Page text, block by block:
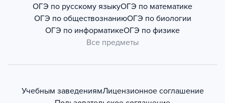
ОГЭ по русскому языкуОГЭ по математике
ОГЭ по обществознаниюОГЭ по биологии
ОГЭ по информатикеОГЭ по физике
Все предметы
Учебным заведениямЛицензионное соглашение